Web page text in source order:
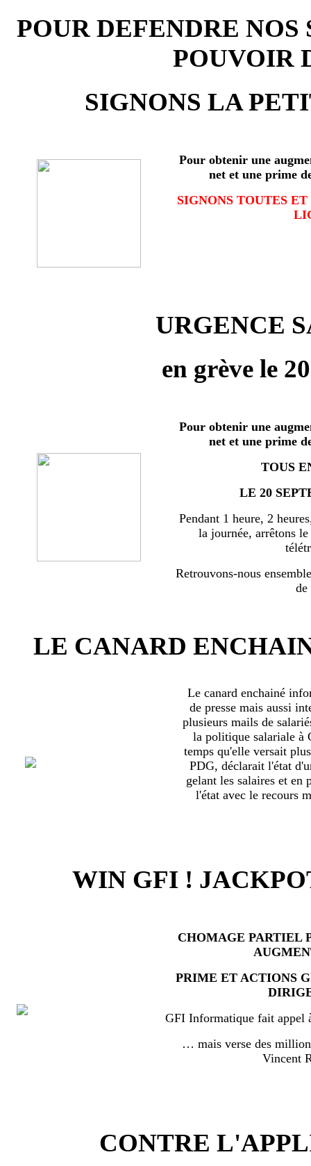
POUR DEFENDRE
POUVOIR
SIGNONS LA
Pour obtenir une
net et une prime
SIGNONS TOUTES
URGENCE
en grève le
Pour obtenir une
net et une prime
TOUS
LE 20
Pendant 1 heure, 2
la journée, arrêtons
Retrouvons-nous
de
LE CANARD
Le canard enchainé
de presse mais aussi
plusieurs mails de
la politique salariale à
temps qu'elle versait
PDG, déclarait l'état
gelant les salaires et en
l'état avec le recours
WIN GFI !
CHOMAGE PARTIEL
PRIME ET ACTIONS
GFI Informatique fait appel
… mais verse des
Vincent
CONTRE